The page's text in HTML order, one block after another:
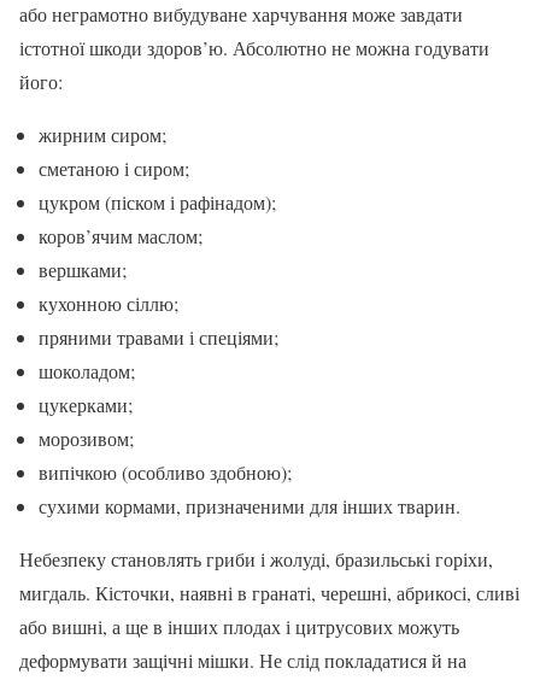
або неграмотно вибудуване харчування може завдати
істотної шкоди здоров’ю. Абсолютно не можна годувати
його:
жирним сиром;
сметаною і сиром;
цукром (піском і рафінадом);
коров’ячим маслом;
вершками;
кухонною сіллю;
пряними травами і спеціями;
шоколадом;
цукерками;
морозивом;
випічкою (особливо здобною);
сухими кормами, призначеними для інших тварин.
Небезпеку становлять гриби і жолуді, бразильські горіхи,
мигдаль. Кісточки, наявні в гранаті, черешні, абрикосі, сливі
або вишні, а ще в інших плодах і цитрусових можуть
деформувати защічні мішки. Не слід покладатися й на